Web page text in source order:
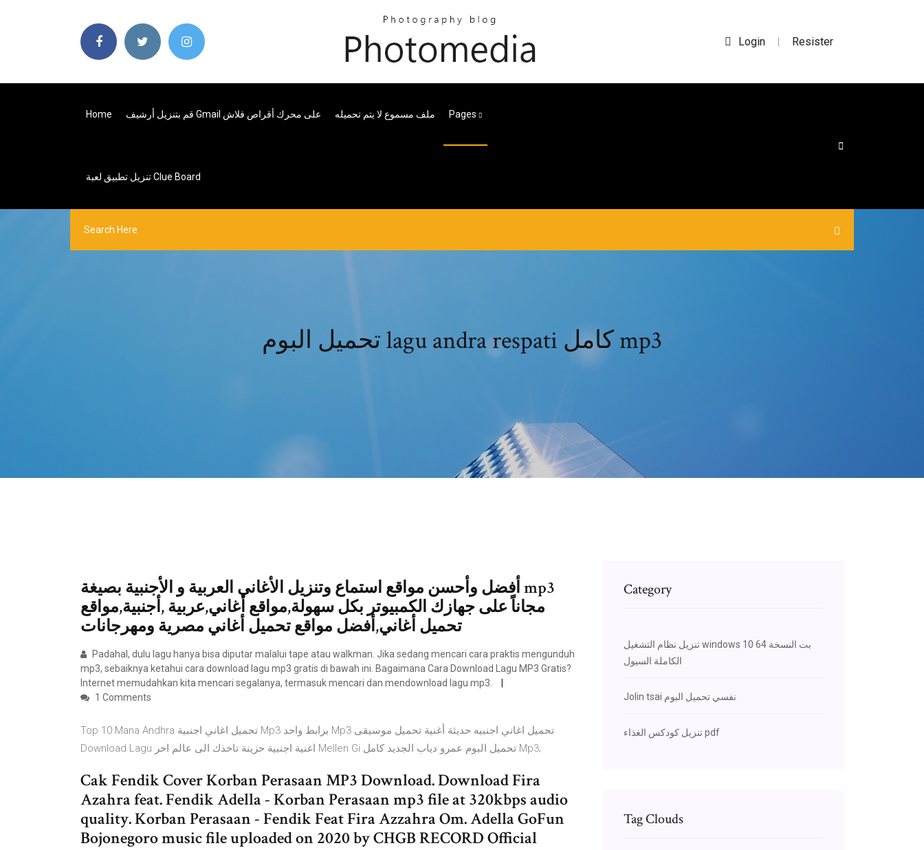
Login | Resister
Home قم بتنزيل أرشيف Gmail على محرك أقراص فلاش ملف مسموع لا يتم تحميله Pages
تنزيل تطبيق لعبة Clue Board
تحميل البوم lagu andra respati كامل mp3
أفضل وأحسن مواقع استماع وتنزيل الأغاني العربية و الأجنبية بصيغة mp3
مجاناً على جهازك الكمبيوتر بكل سهولة,مواقع أغاني,عربية ,أجنبية,مواقع
تحميل أغاني,أفضل مواقع تحميل أغاني مصرية ومهرجانات
Padahal, dulu lagu hanya bisa diputar malalui tape atau walkman. Jika sedang mencari cara praktis mengunduh
mp3, sebaiknya ketahui cara download lagu mp3 gratis di bawah ini. Bagaimana Cara Download Lagu MP3 Gratis?
Internet memudahkan kita mencari segalanya, termasuk mencari dan mendownload lagu mp3.
1 Comments
Top 10 Mana Andhra تحميل اغاني اجنبية Mp3 برابط واحد Mp3 تحميل اغاني اجنبيه حديثة أغنية تحميل موسيقى
Download Lagu اغنية اجنبية حزينة تاخذك الى عالم اخر Mellen Gi تحميل البوم عمرو دياب الجديد كامل Mp3;
Cak Fendik Cover Korban Perasaan MP3 Download. Download Fira
Azahra feat. Fendik Adella - Korban Perasaan mp3 file at 320kbps audio
quality. Korban Perasaan - Fendik Feat Fira Azzahra Om. Adella GoFun
Bojonegoro music file uploaded on 2020 by CHGB RECORD Official
Category
تنزيل نظام التشغيل windows 10 64 بت النسخة
الكاملة السيول
Jolin tsai نفسي تحميل البوم
تنزيل كودكس الغذاء pdf
Tag Clouds